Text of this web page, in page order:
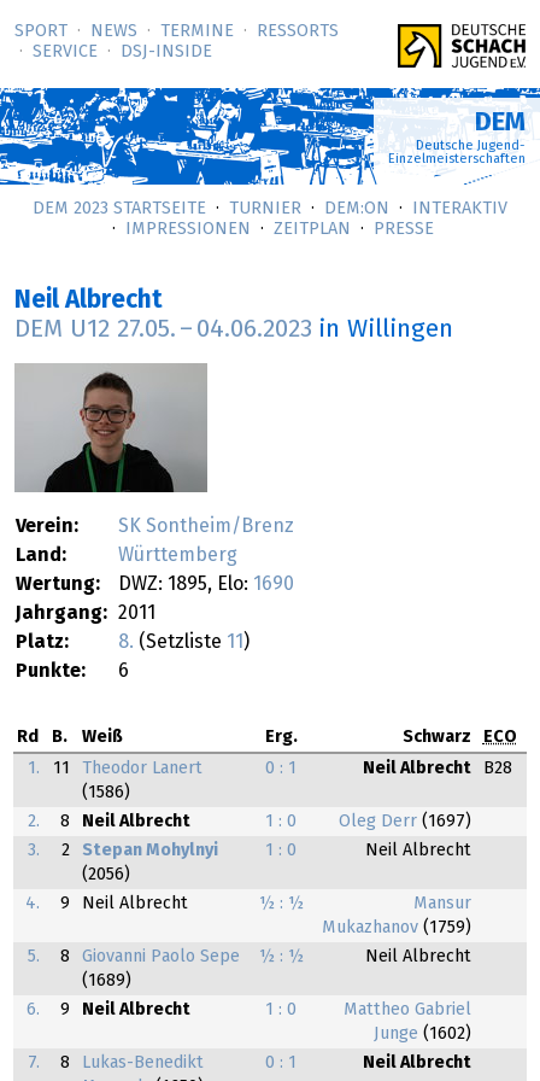
SPORT NEWS TERMINE
RESSORTS
SERVICE
DSJ-­INSIDE
DEM
Deutsche Jugend-
Einzelmeisterschaften
DEM 2023 STARTSEITE TURNIER DEM:ON
INTERAKTIV
IMPRESSIONEN
ZEITPLAN PRESSE
Neil Albrecht
DEM U12 27.05. – 04.06.2023 in Willingen
Verein:
SK Sontheim/Brenz
Land:
Württemberg
Wertung:
DWZ: 1895, Elo: 1690
Jahrgang: 2011
Platz:
8. (Setzliste 11 )
Punkte:
6
Rd B. Weiß Erg. Schwarz
ECO
1.
11
Theodor Lanert
(1586)
0 : 1 Neil Albrecht B28
2. 8 Neil Albrecht 1 : 0 Oleg Derr (1697)
3.
2
Stepan Mohylnyi
(2056)
1 : 0 Neil Albrecht
4. 9 Neil Albrecht ½ : ½
Mansur
Mukazhanov (1759)
5.
8
Giovanni Paolo Sepe
(1689)
½ : ½ Neil Albrecht
6. 9 Neil Albrecht 1 : 0
Mattheo Gabriel
Junge (1602)
7.
8
Lukas-Benedikt
0 : 1 Neil Albrecht